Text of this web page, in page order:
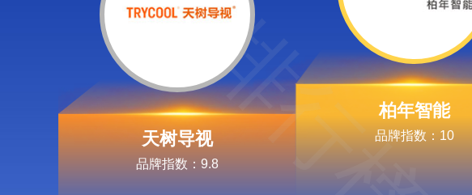
天树导视
品牌指数：9.8
柏年智能
品牌指数：10